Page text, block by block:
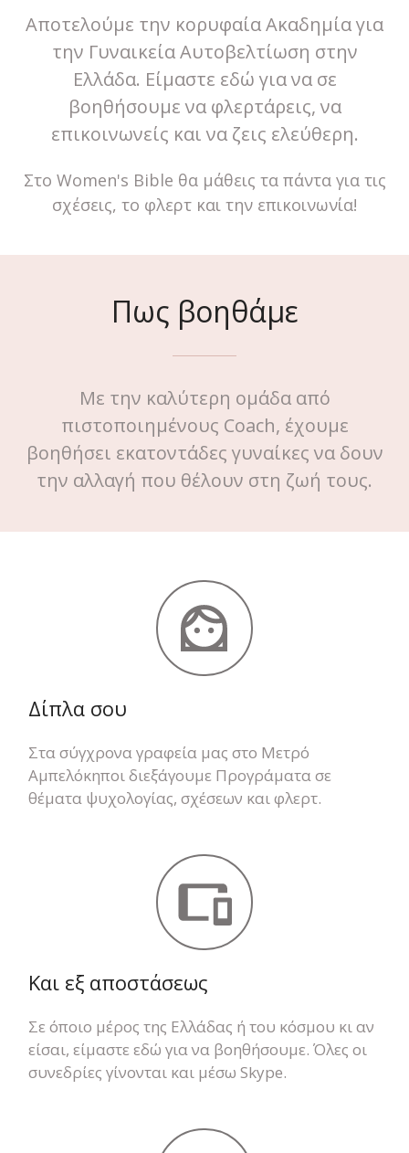
Αποτελούμε την κορυφαία Ακαδημία για
την Γυναικεία Αυτοβελτίωση στην
Ελλάδα. Είμαστε εδώ για να σε
βοηθήσουμε να φλερτάρεις, να
επικοινωνείς και να ζεις ελεύθερη.
Στο Women's Bible θα μάθεις τα πάντα για τις
σχέσεις, το φλερτ και την επικοινωνία!
Πως βοηθάμε
Με την καλύτερη ομάδα από
πιστοποιημένους Coach, έχουμε
βοηθήσει εκατοντάδες γυναίκες να δουν
την αλλαγή που θέλουν στη ζωή τους.
Δίπλα σου
Στα σύγχρονα γραφεία μας στο Μετρό
Αμπελόκηποι διεξάγουμε Προγράματα σε
θέματα ψυχολογίας, σχέσεων και φλερτ.
Και εξ αποστάσεως
Σε όποιο μέρος της Ελλάδας ή του κόσμου κι αν
είσαι, είμαστε εδώ για να βοηθήσουμε. Όλες οι
συνεδρίες γίνονται και μέσω Skype.